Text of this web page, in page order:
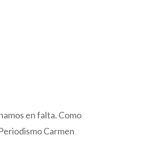
en falta. Como
Carmen